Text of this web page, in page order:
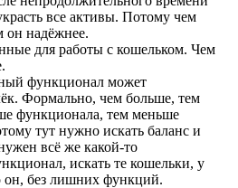
все активы. Потому чем
он надёжнее.
для работы с кошельком. Чем
функционал может
Формально, чем больше, тем
функционала, тем меньше
тут нужно искать баланс и
всё же какой-то
искать те кошельки, у
он, без лишних функций.